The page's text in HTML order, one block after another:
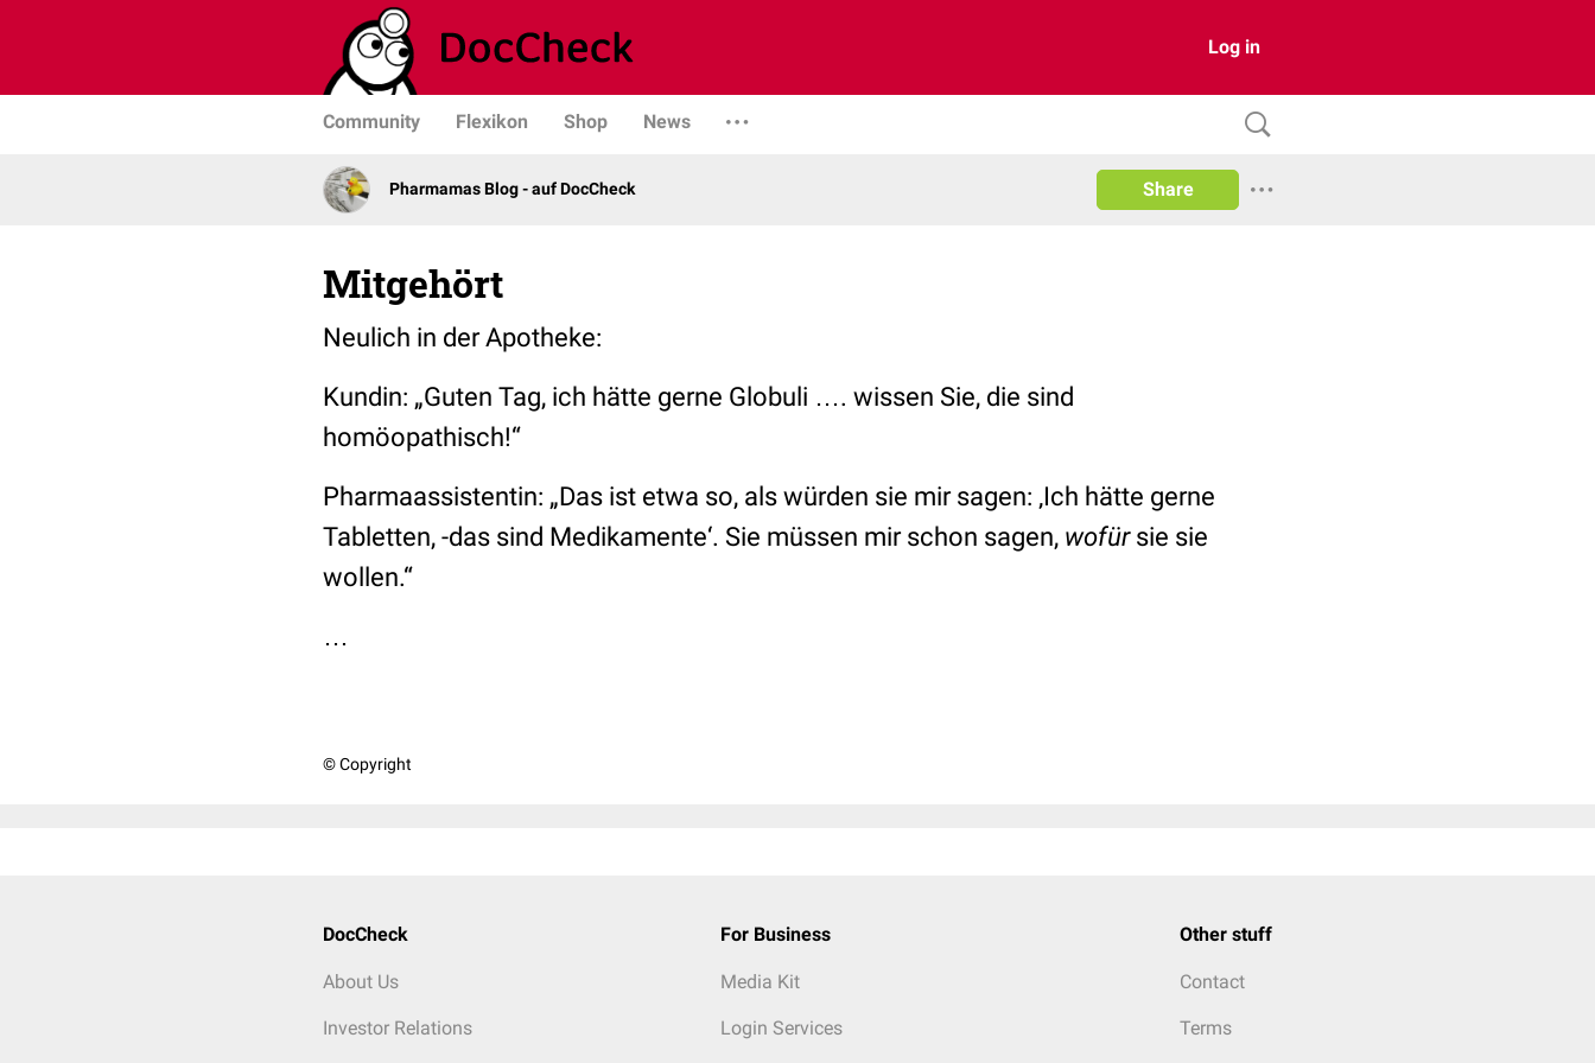
Log in
Community Flexikon Shop News
Pharmamas Blog - auf DocCheck Share
Mitgehört
Neulich in der Apotheke:
Kundin: „Guten Tag, ich hätte gerne Globuli …. wissen Sie, die sind
homöopathisch!“
Pharmaassistentin: „Das ist etwa so, als würden sie mir sagen: ‚Ich hätte gerne
Tabletten, -das sind Medikamente‘. Sie müssen mir schon sagen, wofürsie sie
wollen.“
…
© Copyright
DocCheck
About Us
Investor Relations
For Business
Media Kit
Login Services
Other stuff
Contact
Terms